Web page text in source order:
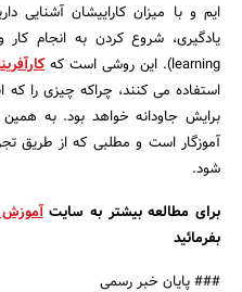
ایم و با میزان کاراییشان آشنایی
learning). این روشی است که
استفاده می­ کنند، چراکه چیزی را
برایش جاودانه خواهد بود. به
آموزگار است و مطلبی که از طریق
شود.
برای مطالعه بیشتر به سایت
بفرمائید
### پایان خبر رسمی